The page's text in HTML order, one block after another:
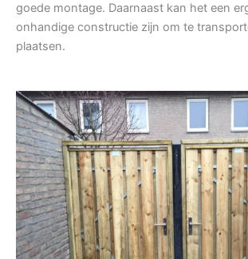
goede montage. Daarnaast kan het een
onhandige constructie zijn om te
plaatsen.